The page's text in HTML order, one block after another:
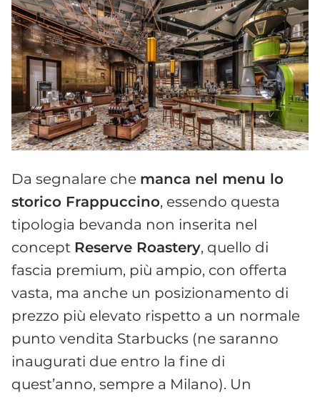
Da segnalare che manca nel menu lo
storico Frappuccino, essendo questa
tipologia bevanda non inserita nel
concept Reserve Roastery, quello di
fascia premium, più ampio, con offerta
vasta, ma anche un posizionamento di
prezzo più elevato rispetto a un normale
punto vendita Starbucks (ne saranno
inaugurati due entro la fine di
quest’anno, sempre a Milano). Un